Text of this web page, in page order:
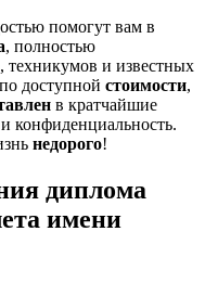
помогут вам в
, полностью
, техникумов и известных
по доступной стоимости,
в кратчайшие
и конфиденциальность.
недорого!
диплома
имени